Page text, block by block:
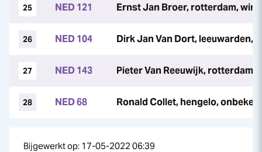
25 NED 121 Ernst Jan Broer, rotterdam,
26 NED 104 Dirk Jan Van Dort, leeuwarden,
27 NED 143 Pieter Van Reeuwijk,
28 NED 68 Ronald Collet, hengelo,
Bijgewerkt op: 17-05-2022 06:39